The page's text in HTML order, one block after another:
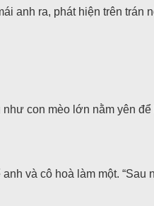
anh ra, phát hiện trên trán
con mèo lớn nằm yên để
và cô hoà làm một. “Sau